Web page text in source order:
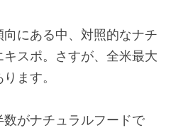
にある中、対照的なナチ
キスポ。さすが、全米最大
ます。
がナチュラルフードで